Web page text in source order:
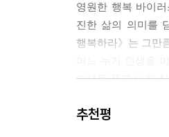
영원한 행복 바이
진한 삶의 의미를
행복하라》는 그만
인생을 뚫고 나온
‘지금’ 이 순간이
추천평